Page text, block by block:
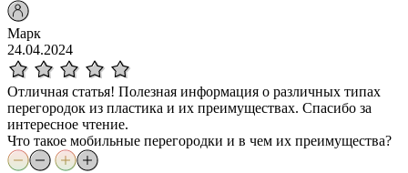
Марк
24.04.2024
Отличная статья! Полезная информация о различных типах
перегородок из пластика и их преимуществах. Спасибо за
интересное чтение.
Что такое мобильные перегородки и в чем их преимущества?